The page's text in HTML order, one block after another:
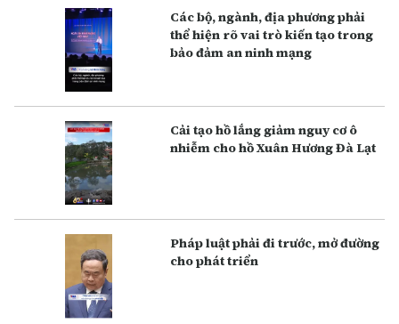
Các bộ, ngành, địa phương phải
thể hiện rõ vai trò kiến tạo trong
bảo đảm an ninh mạng
Cải tạo hồ lắng giảm nguy cơ ô
nhiễm cho hồ Xuân Hương Đà Lạt
Pháp luật phải đi trước, mở đường
cho phát triển